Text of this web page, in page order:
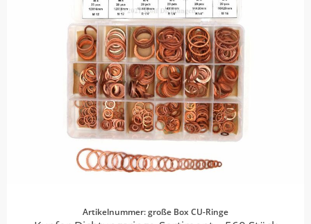
Artikelnummer: große Box CU-Ringe